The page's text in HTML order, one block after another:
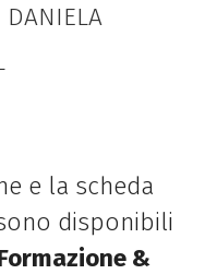
DANIELA
e la scheda
disponibili
&